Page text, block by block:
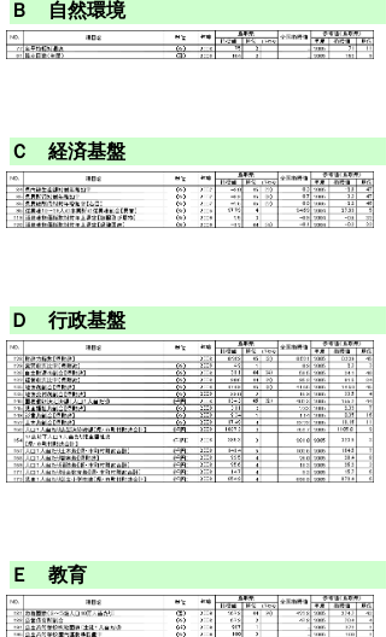
Ｂ 自然環境
Ｃ 経済基盤
Ｄ 行政基盤
Ｅ 教育